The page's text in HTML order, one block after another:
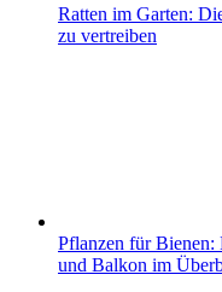
Ratten im Garten:
zu vertreiben
Pflanzen für Bienen:
und Balkon im